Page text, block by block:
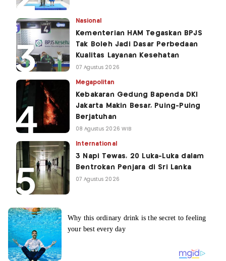
Nasional
Kementerian HAM Tegaskan BPJS
Tak Boleh Jadi Dasar Perbedaan
Kualitas Layanan Kesehatan
07 Agustus 2026
Megapolitan
Kebakaran Gedung Bapenda DKI
Jakarta Makin Besar, Puing-Puing
Berjatuhan
08 Agustus 2026 WIB
International
3 Napi Tewas, 20 Luka-Luka dalam
Bentrokan Penjara di Sri Lanka
07 Agustus 2026